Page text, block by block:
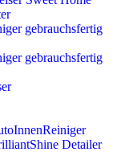
gebrauchsfertig
gebrauchsfertig
Detailer